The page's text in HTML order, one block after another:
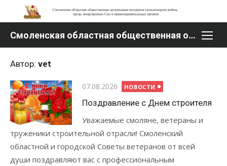
Перейти
содержимому
Смоленская областная общественная организация ветеранов (пенсионеров) войны, труда, вооруженных Сил и правоохранительных органов
Автор: vet
Опубликовано
07.08.2026 НОВОСТИ
Поздравление с Днем строителя
Уважаемые смоляне, ветераны и
труженики строительной отрасли! Смоленский
областной и городской Советы ветеранов от всей
души поздравляют вас с профессиональным